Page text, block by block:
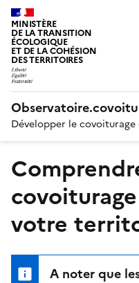
MINISTÈRE
DE LA TRANSITION
ÉCOLOGIQUE
ET DE LA COHÉSION
DES TERRITOIRES
Développer le
votre
A noter que